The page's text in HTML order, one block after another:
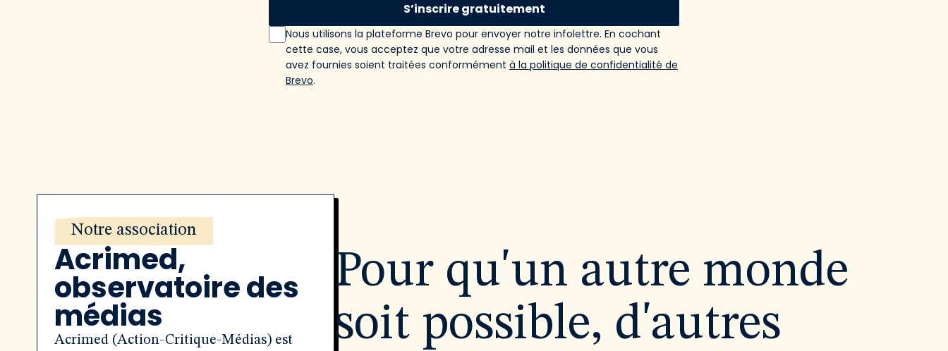
S’inscrire gratuitement
Nous utilisons la plateforme Brevo pour envoyer notre infolettre. En cochant
cette case, vous acceptez que votre adresse mail et les données que vous
avez fournies soient traitées conformément à la politique de confidentialité de
Brevo.
Notre association
Acrimed,
observatoire des
médias
Acrimed (Action-Critique-Médias) est
Pour qu'un autre monde
soit possible, d'autres